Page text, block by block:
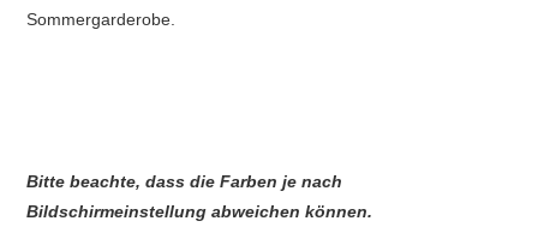
Sommergarderobe.
Bitte beachte, dass die Farben je nach
Bildschirmeinstellung abweichen können.